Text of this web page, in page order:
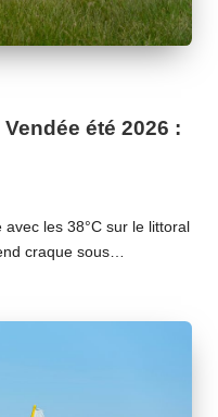
été 2026 :
les 38°C sur le littoral
craque sous…